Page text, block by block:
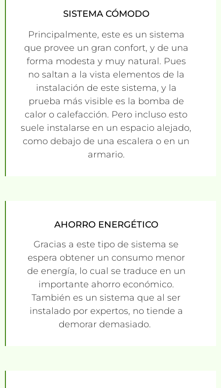
SISTEMA CÓMODO
Principalmente, este es un sistema
que provee un gran confort, y de una
forma modesta y muy natural. Pues
no saltan a la vista elementos de la
instalación de este sistema, y la
prueba más visible es la bomba de
calor o calefacción. Pero incluso esto
suele instalarse en un espacio alejado,
como debajo de una escalera o en un
armario.
AHORRO ENERGÉTICO
Gracias a este tipo de sistema se
espera obtener un consumo menor
de energía, lo cual se traduce en un
importante ahorro económico.
También es un sistema que al ser
instalado por expertos, no tiende a
demorar demasiado.